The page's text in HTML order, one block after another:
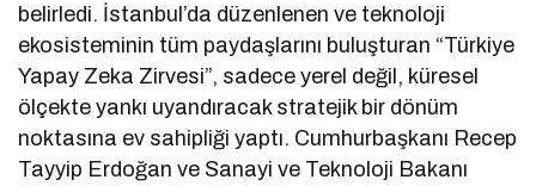
belirledi. İstanbul’da düzenlenen ve teknoloji
ekosisteminin tüm paydaşlarını buluşturan “Türkiye
Yapay Zeka Zirvesi”, sadece yerel değil, küresel
ölçekte yankı uyandıracak stratejik bir dönüm
noktasına ev sahipliği yaptı. Cumhurbaşkanı Recep
Tayyip Erdoğan ve Sanayi ve Teknoloji Bakanı